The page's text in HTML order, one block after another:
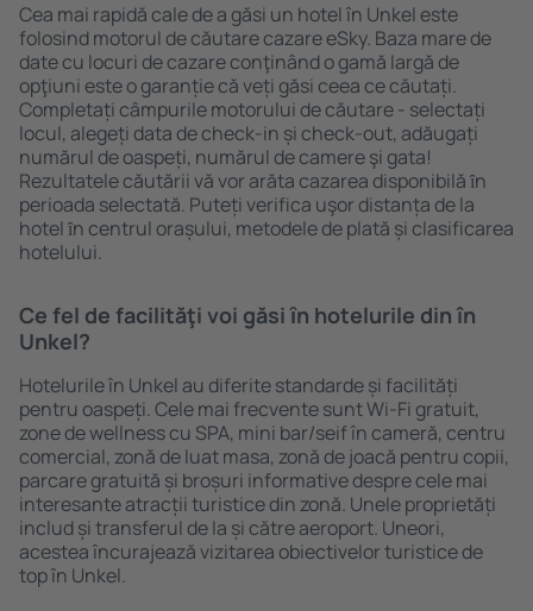
Cea mai rapidă cale de a găsi un hotel în Unkel este
folosind motorul de căutare cazare eSky. Baza mare de
date cu locuri de cazare conţinând o gamă largă de
opţiuni este o garanție că veți găsi ceea ce căutați.
Completați câmpurile motorului de căutare - selectați
locul, alegeți data de check-in și check-out, adăugați
numărul de oaspeți, numărul de camere şi gata!
Rezultatele căutării vă vor arăta cazarea disponibilă ȋn
perioada selectată. Puteți verifica uşor distanța de la
hotel ȋn centrul orașului, metodele de plată și clasificarea
hotelului.
Ce fel de facilităţi voi găsi ȋn hotelurile din în
Unkel?
Hotelurile în Unkel au diferite standarde și facilități
pentru oaspeți. Cele mai frecvente sunt Wi-Fi gratuit,
zone de wellness cu SPA, mini bar/seif în cameră, centru
comercial, zonă de luat masa, zonă de joacă pentru copii,
parcare gratuită și broșuri informative despre cele mai
interesante atracții turistice din zonă. Unele proprietăți
includ și transferul de la și către aeroport. Uneori,
acestea încurajează vizitarea obiectivelor turistice de
top în Unkel.